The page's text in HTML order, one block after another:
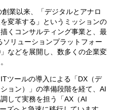
業以来、「デジタルとアナロ
変革する」というミッションの
くコンサルティング事業と、最
リューションプラットフォー
などを展開し、数多くの企業変
ツールの導入による「DX（デ
ョン）」の準備段階を経て、AI
して実務を担う「AX（AI